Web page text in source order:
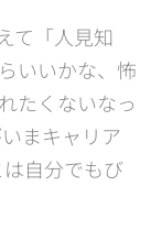
て「人見知
いいかな、怖
たくないなっ
まキャリア
自分でもび